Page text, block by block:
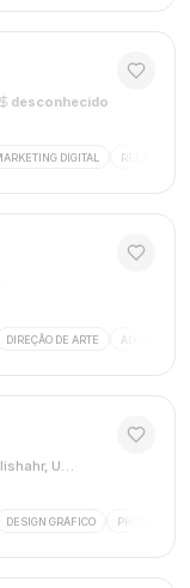
desconhecido
DIGITAL REDES
DIREÇÃO DE ARTE ADOBE
Machhlishahr, Uttar Pradesh, Índia
DESIGN GRÁFICO PHOTOSHOP